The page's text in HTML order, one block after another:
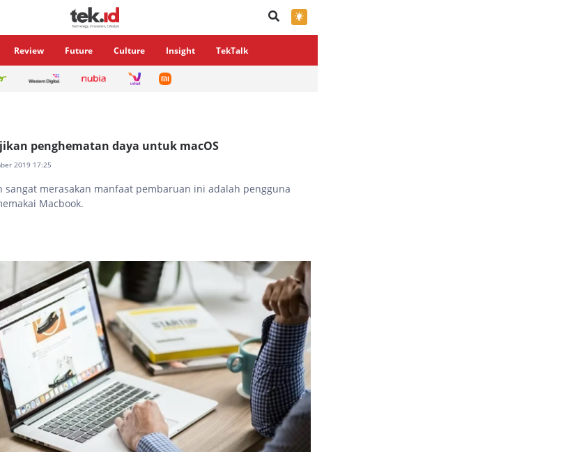
×
Review Future Culture Insight TekTalk
penghematan daya untuk macOS
2019 17:25
sangat merasakan manfaat pembaruan ini adalah pengguna
Macbook.